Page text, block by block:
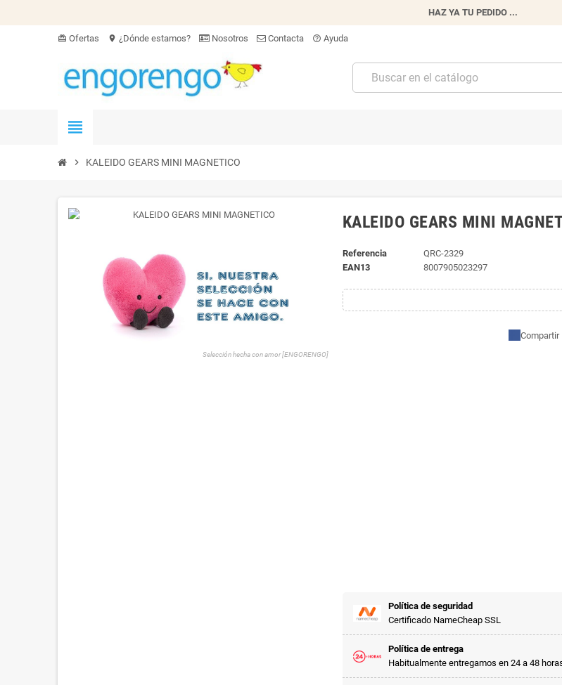
HAZ YA TU PEDIDO ...
card_giftcard Ofertas location_on ¿Dónde estamos? Nosotros Contacta help_outline Ayuda
view_headline
chevron_right KALEIDO GEARS MINI MAGNETICO
Selección hecha con amor [ENGORENGO]
KALEIDO GEARS MINI
Referencia
QRC-2329
EAN13
8007905023297
Compartir
Política de seguridad
Certificado NameCheap SSL
Política de entrega
Habitualmente entregamos en 24 a 48